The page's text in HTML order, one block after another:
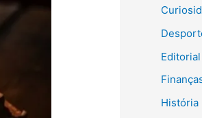
Editorial
História